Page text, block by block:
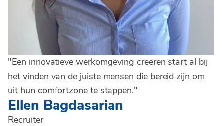
"Een innovatieve werkomgeving creëren start al bij
het vinden van de juiste mensen die bereid zijn om
uit hun comfortzone te stappen."
Ellen Bagdasarian
Recruiter